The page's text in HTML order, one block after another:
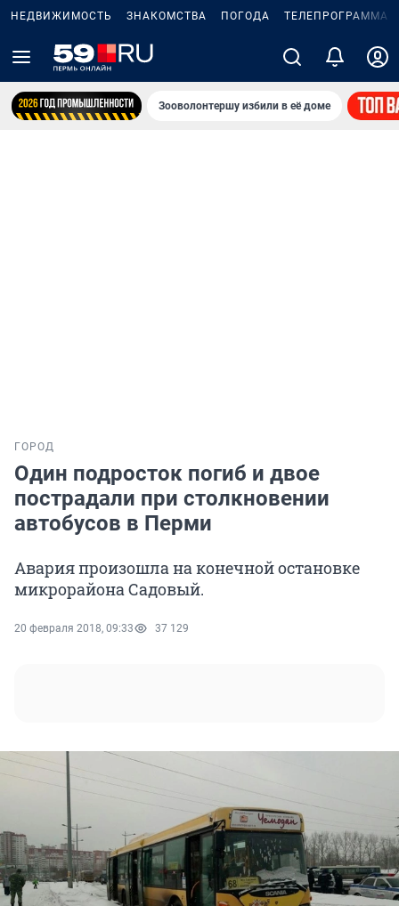
НЕДВИЖИМОСТЬ ЗНАКОМСТВА ПОГОДА ТЕЛЕПРОГРАММА
Зооволонтершу избили в её доме
ГОРОД
Один подросток погиб и двое
пострадали при столкновении
автобусов в Перми
Авария произошла на конечной остановке
микрорайона Садовый.
20 февраля 2018, 09:33 37 129